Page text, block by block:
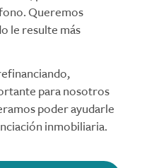
Queremos
le resulte más
para nosotros
poder ayudarle
inmobiliaria.